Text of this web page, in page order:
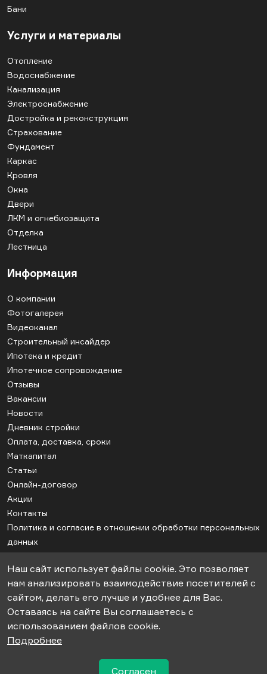
Бани
Услуги и материалы
Отопление
Водоснабжение
Канализация
Электроснабжение
Достройка и реконструкция
Страхование
Фундамент
Каркас
Кровля
Окна
Двери
ЛКМ и огнебиозащита
Отделка
Лестница
Информация
О компании
Фотогалерея
Видеоканал
Строительный инсайдер
Ипотека и кредит
Ипотечное сопровождение
Отзывы
Вакансии
Новости
Дневник стройки
Оплата, доставка, сроки
Маткапитал
Статьи
Онлайн-договор
Акции
Контакты
Политика и согласие в отношении обработки персональных
данных
Соглашение об использовании cookie
Карта сайта
© 2018-2026гг. ООО «СК-Апрель». Строительство дачных домов под
ключ.
офертой.
Наш сайт использует файлы cookie. Это позволяет
нам анализировать взаимодействие посетителей с
сайтом, делать его лучше и удобнее для Вас.
Оставаясь на сайте Вы соглашаетесь с
использованием файлов cookie.
Подробнее
Согласен